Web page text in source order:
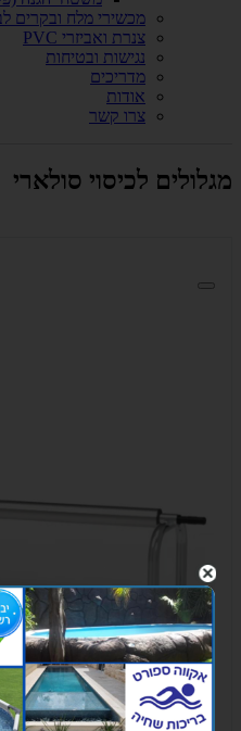
מכשירי מלח ובקרים
צנרת ואביזרי PVC
נגישות ובטיחות
מדריכים
אודות
צרו קשר
מגלולים לכיסוי סולארי